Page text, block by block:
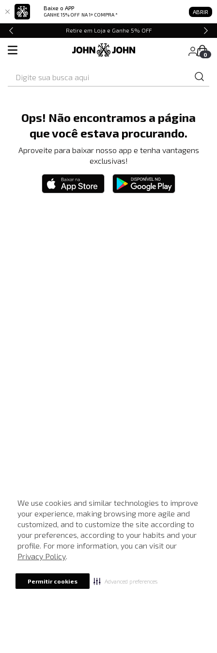
Baixe o APP
GANHE 15% OFF NA 1ª COMPRA * ABRIR
We use cookies and similar technologies to improve
your experience, making browsing more agile and
customized, and to customize the site according to
your preferences, according to your habits and your
profile. For more information, you can visit our
Privacy Policy.
Permitir cookies Advanced preferences
Retire em Loja e Ganhe 5% OFF
0
Ops! Não encontramos a página
que você estava procurando.
Aproveite para baixar nosso app e tenha vantagens
exclusivas!